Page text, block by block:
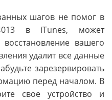
шагов не помог в
в iTunes, может
вашего
удалит все данные
зарезервировать
перед началом. В
свое устройство и